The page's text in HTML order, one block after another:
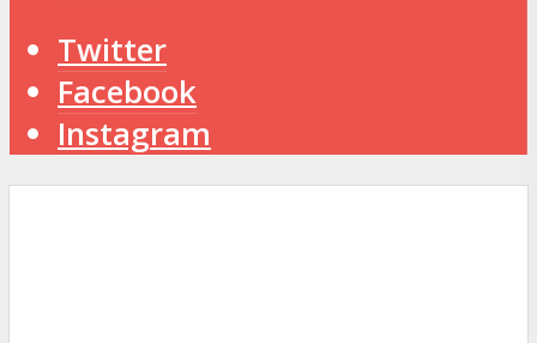
Twitter
Facebook
Instagram